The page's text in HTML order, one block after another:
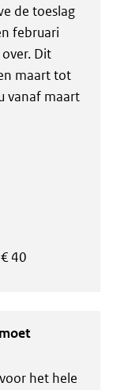
de toeslag
februari
Dit
maart tot
vanaf maart
40
het hele